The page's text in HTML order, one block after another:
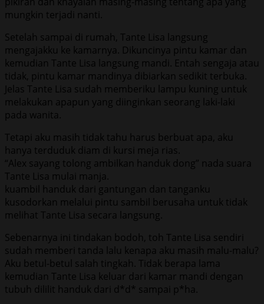
mungkin terjadi nanti.
Setelah sampai di rumah, Tante Lisa langsung
mengajakku ke kamarnya. Dikuncinya pintu kamar dan
kemudian Tante Lisa langsung mandi. Entah sengaja atau
tidak, pintu kamar mandinya dibiarkan sedikit terbuka.
Jelas Tante Lisa sudah memberiku lampu kuning untuk
melakukan apapun yang diinginkan seorang laki-laki
pada wanita.
Tetapi aku masih tidak tahu harus berbuat apa, aku
hanya terduduk diam di kursi meja rias.
“Alex sayang tolong ambilkan handuk dong” nada suara
Tante Lisa mulai manja.
kuambil handuk dari gantungan dan tanganku
kusodorkan melalui pintu sambil berusaha untuk tidak
melihat Tante Lisa secara langsung.
Sebenarnya ini tindakan bodoh, toh Tante Lisa sendiri
sudah memberi tanda lalu kenapa aku masih malu-malu?
Aku betul-betul salah tingkah. Tidak berapa lama
kemudian Tante Lisa keluar dari kamar mandi dengan
tubuh dililit handuk dari d*d* sampai p*ha.